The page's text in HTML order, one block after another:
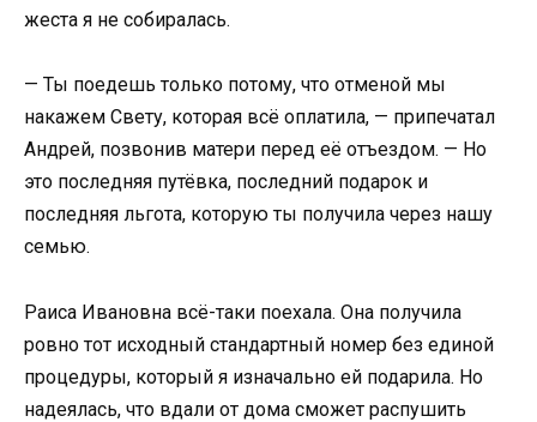
жеста я не собиралась.
— Ты поедешь только потому, что отменой мы
накажем Свету, которая всё оплатила, — припечатал
Андрей, позвонив матери перед её отъездом. — Но
это последняя путёвка, последний подарок и
последняя льгота, которую ты получила через нашу
семью.
Раиса Ивановна всё-таки поехала. Она получила
ровно тот исходный стандартный номер без единой
процедуры, который я изначально ей подарила. Но
надеялась, что вдали от дома сможет распушить